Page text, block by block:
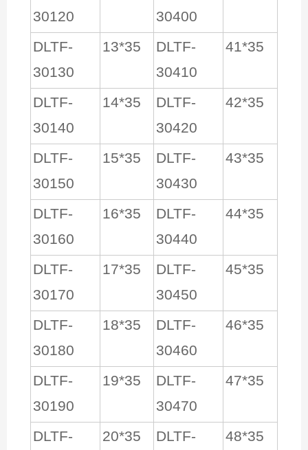
30120
30400
DLTF-
30130
13*35
DLTF-
30410
41*35
DLTF-
30140
14*35
DLTF-
30420
42*35
DLTF-
30150
15*35
DLTF-
30430
43*35
DLTF-
30160
16*35
DLTF-
30440
44*35
DLTF-
30170
17*35
DLTF-
30450
45*35
DLTF-
30180
18*35
DLTF-
30460
46*35
DLTF-
30190
19*35
DLTF-
30470
47*35
DLTF-
20*35
DLTF-
48*35